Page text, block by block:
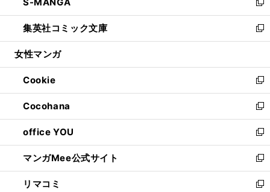
で
開
く
ド
ウ
で
開
ィ
ン
ド
ウ
開
く
い
ウ
ィ
ン
ウ
で
開
く
新
し
い
ウ
ン
ド
ウ
で
開
く
集英社コミック文庫
新
し
ウ
ィ
ン
ド
ウ
で
開
く
女性マンガ
Cookie
新
し
い
ウ
ィ
ン
ド
ウ
で
Cocohana
新
し
い
ウ
ィ
ン
ド
office YOU
新
し
い
ウ
ィ
マンガMee公式サイト
新
し
い
リマコミ
新